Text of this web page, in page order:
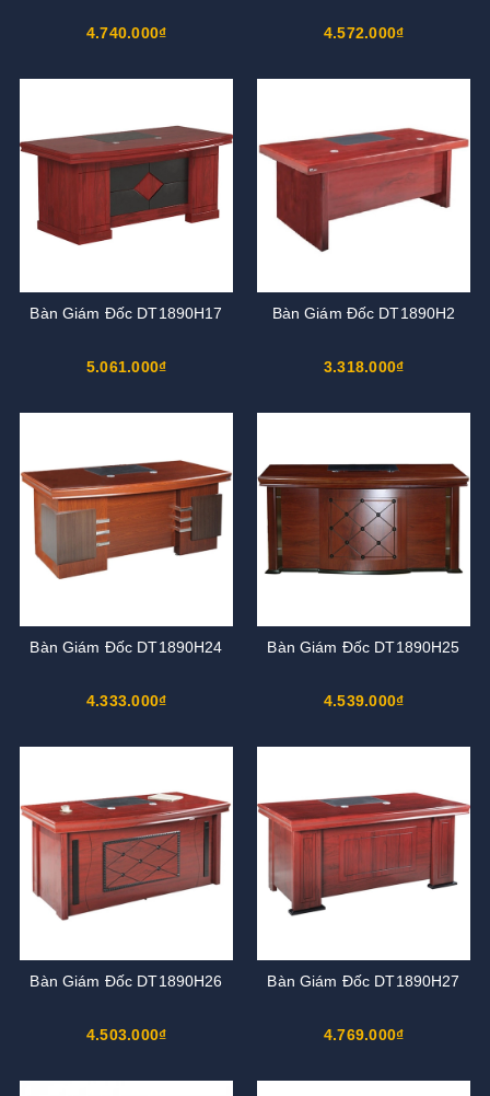
4.740.000₫ 4.572.000₫
Bàn Giám Đốc DT1890H17
5.061.000₫
Bàn Giám Đốc DT1890H2
3.318.000₫
Bàn Giám Đốc DT1890H24
4.333.000₫
Bàn Giám Đốc DT1890H25
4.539.000₫
Bàn Giám Đốc DT1890H26
4.503.000₫
Bàn Giám Đốc DT1890H27
4.769.000₫